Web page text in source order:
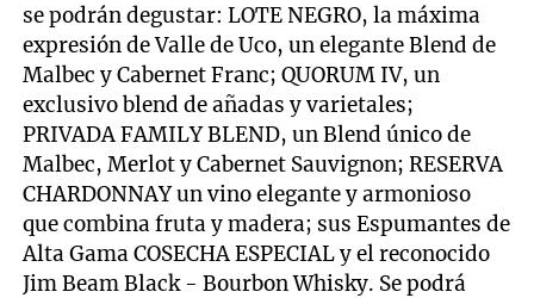
se podrán degustar: LOTE NEGRO, la máxima
expresión de Valle de Uco, un elegante Blend de
Malbec y Cabernet Franc; QUORUM IV, un
exclusivo blend de añadas y varietales;
PRIVADA FAMILY BLEND, un Blend único de
Malbec, Merlot y Cabernet Sauvignon; RESERVA
CHARDONNAY un vino elegante y armonioso
que combina fruta y madera; sus Espumantes de
Alta Gama COSECHA ESPECIAL y el reconocido
Jim Beam Black - Bourbon Whisky. Se podrá